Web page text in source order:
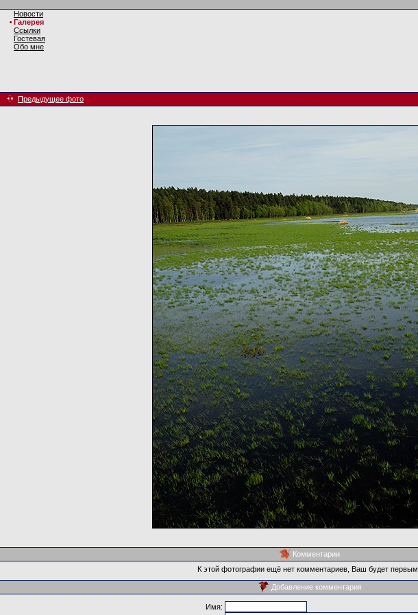
Новости
Галерея
Ссылки
Гостевая
Обо мне
Предыдущее фото
Комментарии
К этой фотографии ещё нет комментариев, Ваш будет первым.
Добавление комментария
Имя: